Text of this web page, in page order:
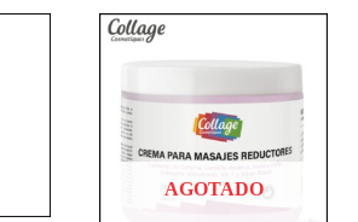
AGOTADO